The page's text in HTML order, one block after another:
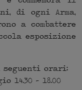
di ogni Arma,
a combattere
esposizione
seguenti orari:
14.30 – 18.00